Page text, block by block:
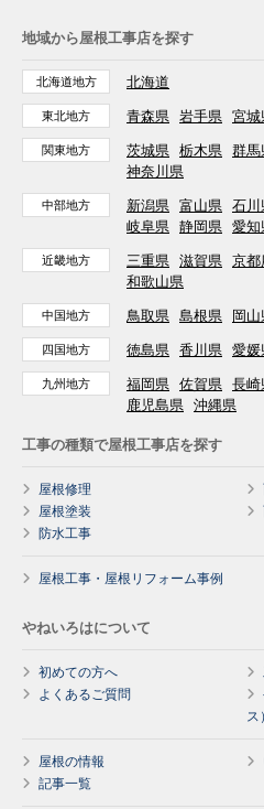
地域から屋根工事店を探す
北海道地方 北海道
東北地方 青森県 岩手県 宮城
関東地方 茨城県 栃木県 群馬
神奈川県
中部地方 新潟県 富山県 石川
岐阜県 静岡県 愛知
近畿地方 三重県 滋賀県 京都
和歌山県
中国地方 鳥取県 島根県 岡山
四国地方 徳島県 香川県 愛媛
九州地方 福岡県 佐賀県 長崎
鹿児島県 沖縄県
工事の種類で屋根工事店を探す
屋根修理
屋根塗装
防水工事
屋根工事・屋根リフォーム事例
やねいろはについて
初めての方へ
よくあるご質問
ス）
屋根の情報
記事一覧